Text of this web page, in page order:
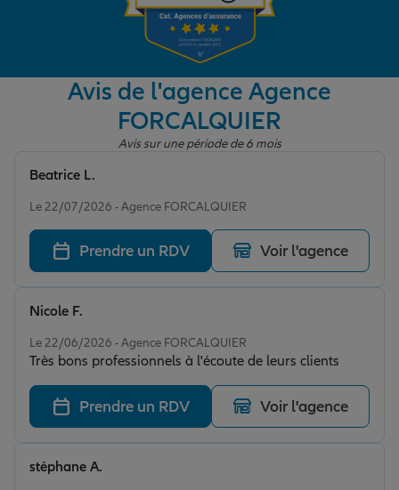
Garantie des accidents de la vie
Assurance scolaire
Retraite
Tous nos devis d'assurance
Avis de l'agence Agence
FORCALQUIER
Avis sur une période de 6 mois
Le 22/07/2026 - Agence FORCALQUIER
Beatrice L.
Prendre un RDV Voir l'agence
Le 22/06/2026 - Agence FORCALQUIER
Très bons professionnels à l'écoute de leurs clients
Nicole F.
Prendre un RDV Voir l'agence
stéphane A.